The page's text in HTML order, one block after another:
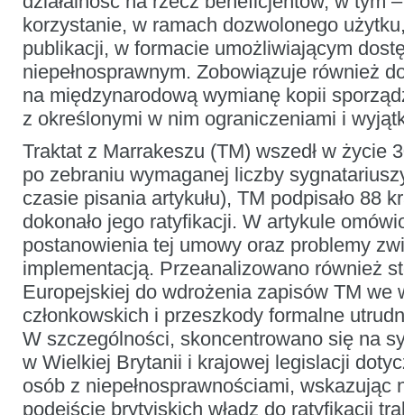
korzystanie, w ramach dozwolonego
publikacji, w formacie umożliwiającym
niepełnosprawnym. Zobowiązuje również
na międzynarodową wymianę kopii
z określonymi w nim ograniczeniami i
Traktat z Marrakeszu (TM) wszedł w życie
po zebraniu wymaganej liczby
czasie pisania artykułu), TM podpisało 88
dokonało jego ratyfikacji. W artykule
postanowienia tej umowy oraz problemy
implementacją. Przeanalizowano również
Europejskiej do wdrożenia zapisów TM we
członkowskich i przeszkody formalne
W szczególności, skoncentrowano się na
w Wielkiej Brytanii i krajowej legislacji
osób z niepełnosprawnościami, wskazując
podejście brytyjskich władz do ratyfikacji